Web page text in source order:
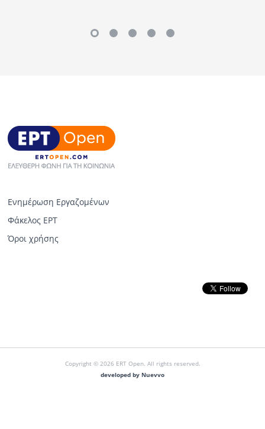
Ενημέρωση Εργαζομένων
Φάκελος ΕΡΤ
Όροι χρήσης
Copyright © 2026 ERT Open. All rights reserved.
developed by Nuevvo